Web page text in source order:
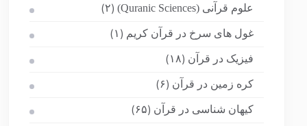
علوم قرآنی (Quranic Sciences) (۲)
غول های سرخ در قرآن کریم (۱)
فیزیک در قرآن (۱۸)
کره زمین در قرآن (۶)
کیهان شناسی در قرآن (۶۵)